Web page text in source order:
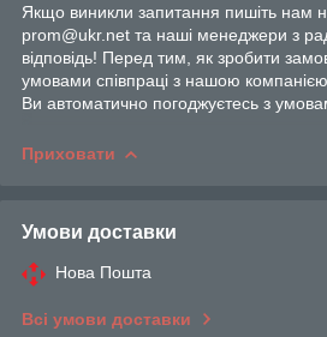
Якщо виникли запитання пишіть нам
prom@ukr.net та наші менеджери з
відповідь! Перед тим, як зробити
умовами співпраці з нашою
Ви автоматично погоджуєтесь з
Приховати
Умови доставки
Нова Пошта
Всі умови доставки